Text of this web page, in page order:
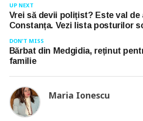
UP NEXT
Vrei să devii polițist? Este val de
Constanța. Vezi lista posturilor
DON'T MISS
Bărbat din Medgidia, reținut
familie
Maria Ionescu